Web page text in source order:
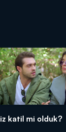
katil mi olduk?